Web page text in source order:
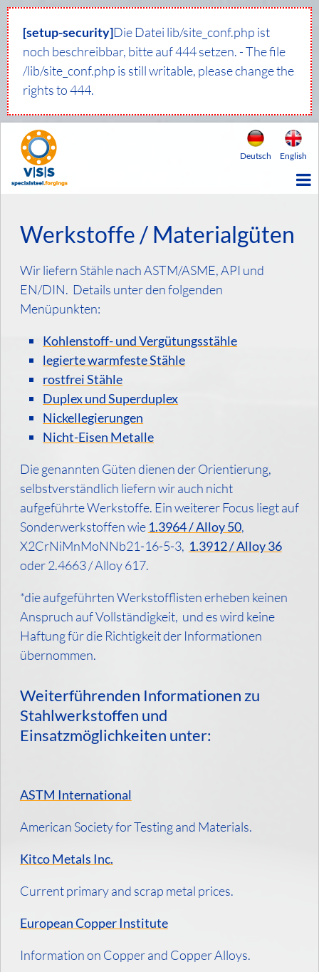
[setup-security]Die Datei lib/site_conf.php ist
noch beschreibbar, bitte auf 444 setzen. - The file
/lib/site_conf.php is still writable, please change the
rights to 444.
specialsteel-
forgins.com
Deutsch English
Werkstoffe / Materialgüten
Wir liefern Stähle nach ASTM/ASME, API und
EN/DIN. Details unter den folgenden
Menüpunkten:
Kohlenstoff- und Vergütungsstähle
legierte warmfeste Stähle
rostfrei Stähle
Duplex und Superduplex
Nickellegierungen
Nicht-Eisen Metalle
Die genannten Güten dienen der Orientierung,
selbstverständlich liefern wir auch nicht
aufgeführte Werkstoffe. Ein weiterer Focus liegt auf
Sonderwerkstoffen wie 1.3964 / Alloy 50,
X2CrNiMnMoNNb21-16-5-3, 1.3912 / Alloy 36
oder 2.4663 / Alloy 617.
*die aufgeführten Werkstofflisten erheben keinen
Anspruch auf Vollständigkeit, und es wird keine
Haftung für die Richtigkeit der Informationen
übernommen.
Weiterführenden Informationen zu
Stahlwerkstoffen und
Einsatzmöglichkeiten unter:
ASTM International
American Society for Testing and Materials.
Kitco Metals Inc.
Current primary and scrap metal prices.
European Copper Institute
Information on Copper and Copper Alloys.